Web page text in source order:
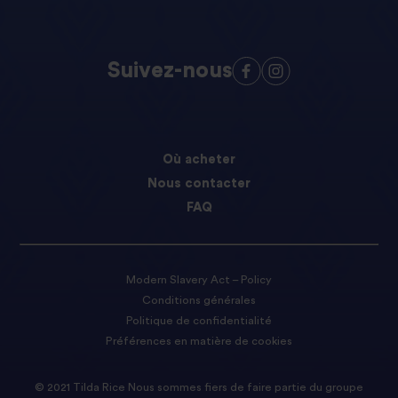
Suivez-nous
Où acheter
Nous contacter
FAQ
Modern Slavery Act – Policy
Conditions générales
Politique de confidentialité
Préférences en matière de cookies
© 2021 Tilda Rice Nous sommes fiers de faire partie du groupe